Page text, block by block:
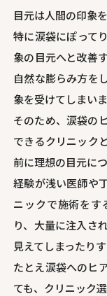
目元は人間の印象
特に涙袋にぽって
象の目元へと改善
自然な膨らみ方を
象を受けてしまいま
そのため、涙袋の
できるクリニック
前に理想の目元に
経験が浅い医師や
ニックで施術をす
り、大量に注入さ
見えてしまったり
たとえ涙袋へのヒ
ても、クリニック